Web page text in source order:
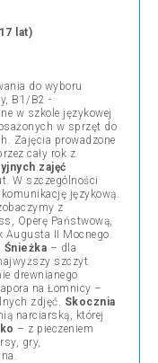
lat)
do wyboru
B1/B2 -
w szkole językowej
w sprzęt do
Zajęcia prowadzone
cały rok z
zajęć
W szczególności
językową.
z
Operę Państwową,
Augusta II Mocnego.
Śnieżka – dla
szczyt
drewnianego
na Łomnicy –
zdjęć. Skocznia
narciarską, której
– z pieczeniem
gry,